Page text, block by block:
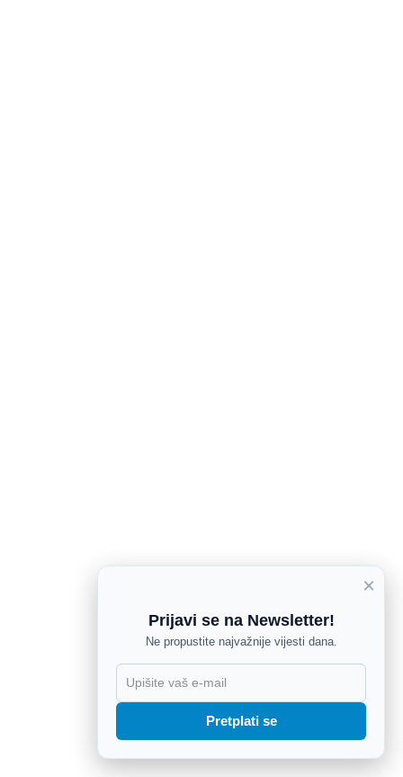
×
Prijavi se na Newsletter!
Ne propustite najvažnije vijesti dana.
Pretplati se